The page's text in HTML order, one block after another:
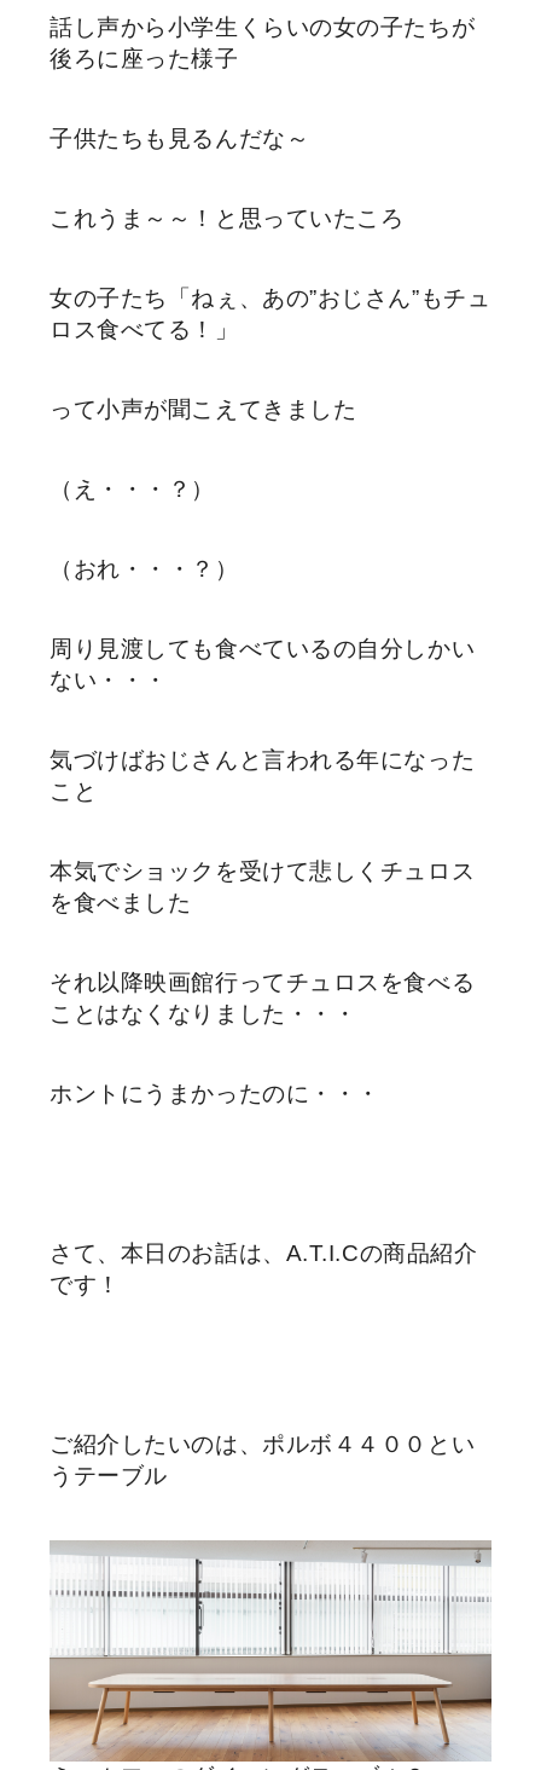
話し声から小学生くらいの女の子たちが
後ろに座った様子
子供たちも見るんだな～
これうま～～！と思っていたころ
女の子たち「ねぇ、あの”おじさん”もチュ
ロス食べてる！」
って小声が聞こえてきました
（え・・・？）
（おれ・・・？）
周り見渡しても食べているの自分しかい
ない・・・
気づけばおじさんと言われる年になった
こと
本気でショックを受けて悲しくチュロス
を食べました
それ以降映画館行ってチュロスを食べる
ことはなくなりました・・・
ホントにうまかったのに・・・
さて、本日のお話は、A.T.I.Cの商品紹介
です！
ご紹介したいのは、ポルボ４４００とい
うテーブル